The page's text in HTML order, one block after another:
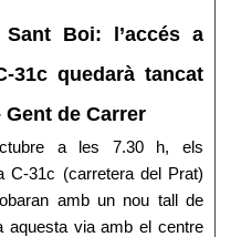
Boi: l’accés a
31c quedarà tancat
de Carrer
a les 7.30 h, els
C-31c (carretera del Prat)
amb un nou tall de
aquesta via amb el centre